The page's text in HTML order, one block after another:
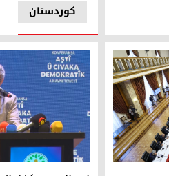
کوردستان
خود را برای حل مسئله‌ی
اوجالان در